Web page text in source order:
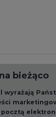
bieżąco
wyrażają